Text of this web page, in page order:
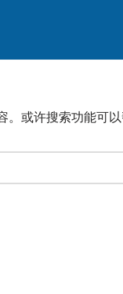
或许搜索功能可以